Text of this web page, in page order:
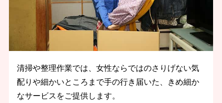
清掃や整理作業では、女性ならではのさりげない気
配りや細かいところまで手の行き届いた、きめ細か
なサービスをご提供します。